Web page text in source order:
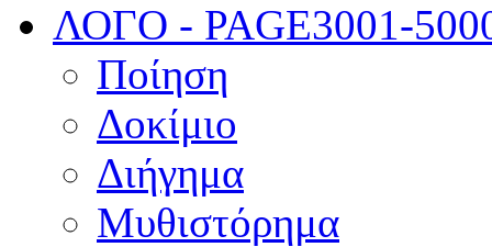
ΛΟΓΟ - PAGE3001-
Ποίηση
Δοκίμιο
Διήγημα
Μυθιστόρημα